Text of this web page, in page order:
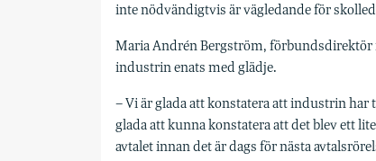
inte nödvändigtvis är vägledande för
Maria Andrén Bergström, förbundsdirektör
industrin enats med glädje.
– Vi är glada att konstatera att industrin
glada att kunna konstatera att det blev ett
avtalet innan det är dags för nästa